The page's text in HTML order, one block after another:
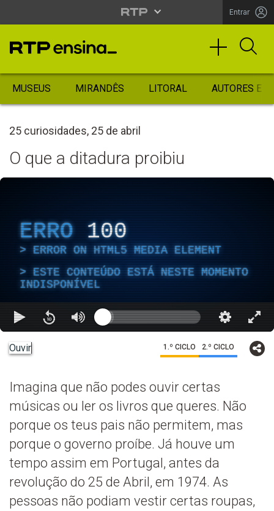
Entrar
MUSEUS MIRANDÊS LITORAL AUTORES
25 curiosidades, 25 de abril
O que a ditadura proibiu
ERRO 100
ERROR ON HTML5 MEDIA ELEMENT
ESTE CONTEÚDO ESTÁ NESTE MOMENTO
INDISPONÍVEL
Ouvir 1.º CICLO 2.º CICLO
Imagina que não podes ouvir certas
músicas ou ler os livros que queres. Não
porque os teus pais não permitem, mas
porque o governo proíbe. Já houve um
tempo assim em Portugal, antes da
revolução do 25 de Abril, em 1974. As
pessoas não podiam vestir certas roupas,